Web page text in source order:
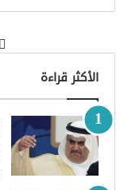
الأكثر قراءة